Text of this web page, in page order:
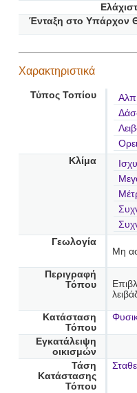
Ένταξη στο Υπάρχον
Χαρακτηριστικά
Τύπος Τοπίου
Κλίμα
Γεωλογία
Μη
Περιγραφή
Τόπου
Κατάσταση
Τόπου
Εγκατάλειψη
οικισμών
Τάση
Κατάστασης
Τόπου